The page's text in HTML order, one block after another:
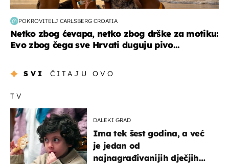
POKROVITELJ CARLSBERG CROATIA
Netko zbog ćevapa, netko zbog drške za motiku:
Evo zbog čega sve Hrvati duguju pivo...
SVI ČITAJU OVO
TV
DALEKI GRAD
Ima tek šest godina, a već
je jedan od
najnagrađivanijih dječjih